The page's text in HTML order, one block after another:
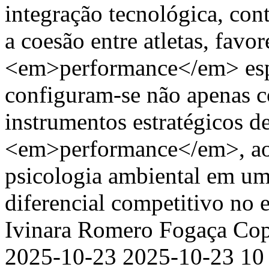
integração tecnológica,
a coesão entre atletas,
<em>performance</em>
configuram-se não apenas
instrumentos estratégicos
<em>performance</em>,
psicologia ambiental em
diferencial competitivo no
Ivinara Romero Fogaça
2025-10-23 2025-10-23 10